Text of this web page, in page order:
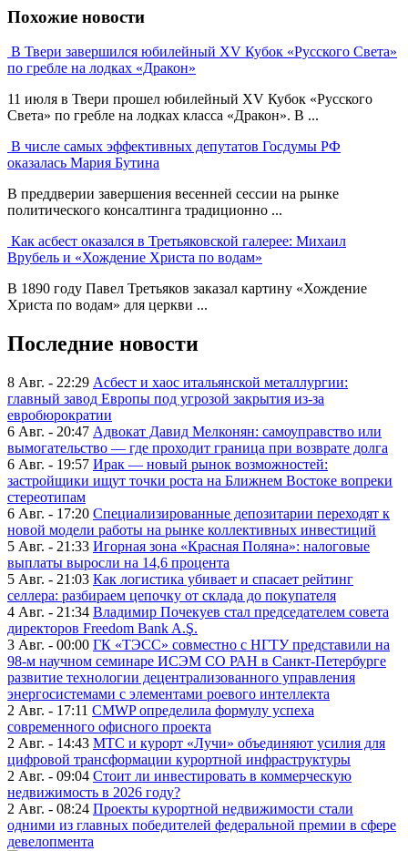
Похожие новости
В Твери завершился юбилейный XV Кубок «Русского Света»
по гребле на лодках «Дракон»
11 июля в Твери прошел юбилейный XV Кубок «Русского
Света» по гребле на лодках класса «Дракон». В ...
В числе самых эффективных депутатов Госдумы РФ
оказалась Мария Бутина
В преддверии завершения весенней сессии на рынке
политического консалтинга традиционно ...
Как асбест оказался в Третьяковской галерее: Михаил
Врубель и «Хождение Христа по водам»
В 1890 году Павел Третьяков заказал картину «Хождение
Христа по водам» для церкви ...
Последние новости
8 Авг. - 22:29 Асбест и хаос итальянской металлургии:
главный завод Европы под угрозой закрытия из-за
евробюрократии
6 Авг. - 20:47 Адвокат Давид Мелконян: самоуправство или
вымогательство — где проходит граница при возврате долга
6 Авг. - 19:57 Ирак — новый рынок возможностей:
застройщики ищут точки роста на Ближнем Востоке вопреки
стереотипам
6 Авг. - 17:20 Специализированные депозитарии переходят к
новой модели работы на рынке коллективных инвестиций
5 Авг. - 21:33 Игорная зона «Красная Поляна»: налоговые
выплаты выросли на 14,6 процента
5 Авг. - 21:03 Как логистика убивает и спасает рейтинг
селлера: разбираем цепочку от склада до покупателя
4 Авг. - 21:34 Владимир Почекуев стал председателем совета
директоров Freedom Bank A.Ş.
3 Авг. - 00:00 ГК «ТЭСС» совместно с НГТУ представили на
98-м научном семинаре ИСЭМ СО РАН в Санкт-Петербурге
развитие технологии децентрализованного управления
энергосистемами с элементами роевого интеллекта
2 Авг. - 17:11 CMWP определила формулу успеха
современного офисного проекта
2 Авг. - 14:43 МТС и курорт «Лучи» объединяют усилия для
цифровой трансформации курортной инфраструктуры
2 Авг. - 09:04 Стоит ли инвестировать в коммерческую
недвижимость в 2026 году?
2 Авг. - 08:24 Проекты курортной недвижимости стали
одними из главных победителей федеральной премии в сфере
девелопмента